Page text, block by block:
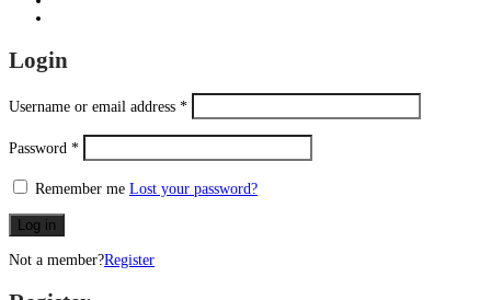
Login
Username or email address *
Password *
Remember me Lost your password?
Log in
Not a member?Register